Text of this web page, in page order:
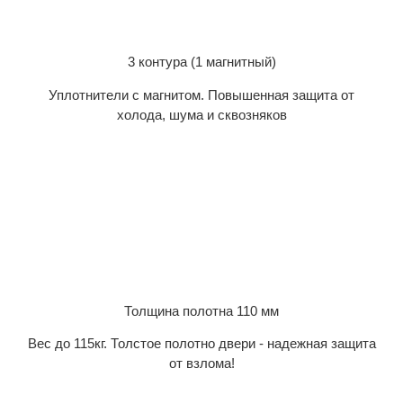
3 контура (1 магнитный)
Уплотнители с магнитом. Повышенная защита от
холода, шума и сквозняков
Толщина полотна 110 мм
Вес до 115кг. Толстое полотно двери - надежная защита
от взлома!